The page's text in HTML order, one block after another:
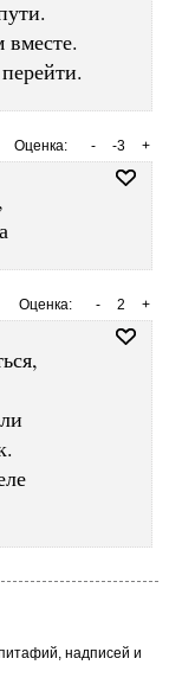
вместе.
Оценка: +
-3
-
Оценка: +
2
-
надписей и